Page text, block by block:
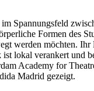
Spannungsfeld
Formen des
werden möchten.
lokal verankert und
Academy for
Madrid gezeigt.